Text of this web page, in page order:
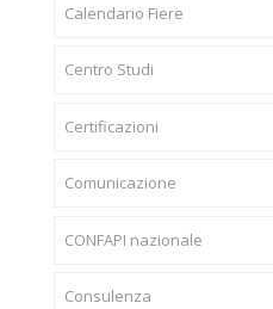
Calendario Fiere
Centro Studi
Certificazioni
Comunicazione
CONFAPI nazionale
Consulenza